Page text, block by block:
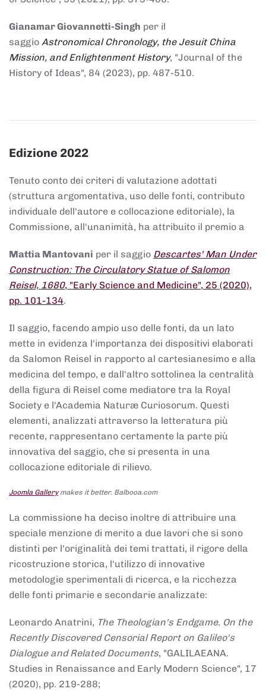
Gianamar Giovannetti-Singh per il
saggio Astronomical Chronology, the Jesuit China
Mission, and Enlightenment History, "Journal of the
History of Ideas", 84 (2023), pp. 487-510.
Edizione 2022
Tenuto conto dei criteri di valutazione adottati
(struttura argomentativa, uso delle fonti, contributo
individuale dell'autore e collocazione editoriale), la
Commissione, all'unanimità, ha attribuito il premio a
Mattia Mantovani per il saggio Descartes' Man Under
Construction: The Circulatory Statue of Salomon
Reisel, 1680, "Early Science and Medicine", 25 (2020),
pp. 101-134.
Il saggio, facendo ampio uso delle fonti, da un lato
mette in evidenza l'importanza dei dispositivi elaborati
da Salomon Reisel in rapporto al cartesianesimo e alla
medicina del tempo, e dall'altro sottolinea la centralità
della figura di Reisel come mediatore tra la Royal
Society e l'Academia Naturæ Curiosorum. Questi
elementi, analizzati attraverso la letteratura più
recente, rappresentano certamente la parte più
innovativa del saggio, che si presenta in una
collocazione editoriale di rilievo.
Joomla Gallerymakes it better. Balbooa.com
La commissione ha deciso inoltre di attribuire una
speciale menzione di merito a due lavori che si sono
distinti per l'originalità dei temi trattati, il rigore della
ricostruzione storica, l'utilizzo di innovative
metodologie sperimentali di ricerca, e la ricchezza
delle fonti primarie e secondarie analizzate:
Leonardo Anatrini, The Theologian's Endgame. On the
Recently Discovered Censorial Report on Galileo's
Dialogue and Related Documents, "GALILAEANA.
Studies in Renaissance and Early Modern Science", 17
(2020), pp. 219-288;